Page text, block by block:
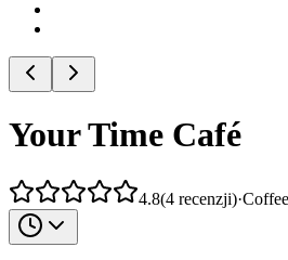
Your Time Café
4.8(4 recenzji)·